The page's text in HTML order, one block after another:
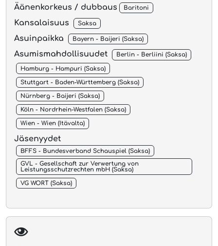
Äänenkorkeus / dubbaus Baritoni
Kansalaisuus Saksa
Asuinpaikka Bayern - Baijeri (Saksa)
Asumismahdollisuudet Berlin - Berliini (Saksa)
Hamburg - Hampuri (Saksa)
Stuttgart - Baden-Württemberg (Saksa)
Nürnberg - Baijeri (Saksa)
Köln - Nordrhein-Westfalen (Saksa)
Wien - Wien (Itävalta)
Jäsenyydet
BFFS - Bundesverband Schauspiel (Saksa)
GVL - Gesellschaft zur Verwertung von
Leistungsschutzrechten mbH (Saksa)
VG WORT (Saksa)